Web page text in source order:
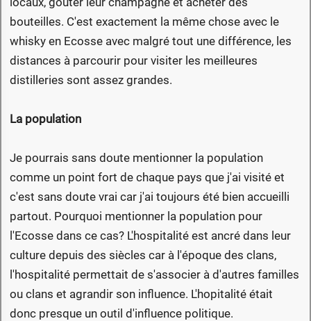
bouteilles. C'est exactement la même chose avec le
whisky en Ecosse avec malgré tout une différence, les
distances à parcourir pour visiter les meilleures
distilleries sont assez grandes.
La population
Je pourrais sans doute mentionner la population
comme un point fort de chaque pays que j'ai visité et
c'est sans doute vrai car j'ai toujours été bien accueilli
partout. Pourquoi mentionner la population pour
l'Ecosse dans ce cas? L'hospitalité est ancré dans leur
culture depuis des siècles car à l'époque des clans,
l'hospitalité permettait de s'associer à d'autres familles
ou clans et agrandir son influence. L'hopitalité était
donc presque un outil d'influence politique.